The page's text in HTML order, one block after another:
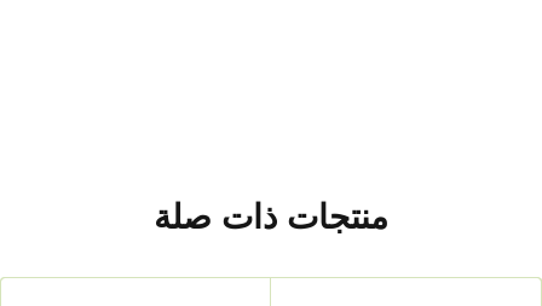
منتجات ذات صلة